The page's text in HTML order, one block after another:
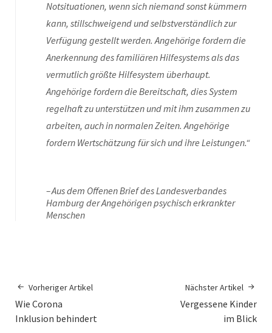
Notsituationen, wenn sich niemand sonst kümmern
kann, stillschweigend und selbstverständlich zur
Verfügung gestellt werden. Angehörige fordern die
Anerkennung des familiären Hilfesystems als das
vermutlich größte Hilfesystem überhaupt.
Angehörige fordern die Bereitschaft, dies System
regelhaft zu unterstützen und mit ihm zusammen zu
arbeiten, auch in normalen Zeiten. Angehörige
fordern Wertschätzung für sich und ihre Leistungen.“
Aus dem Offenen Brief des Landesverbandes
Hamburg der Angehörigen psychisch erkrankter
Menschen
Vorheriger Artikel
Wie Corona
Inklusion behindert
Nächster Artikel
Vergessene Kinder
im Blick